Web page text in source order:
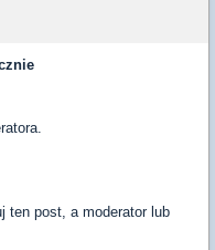
ten post, a moderator lub